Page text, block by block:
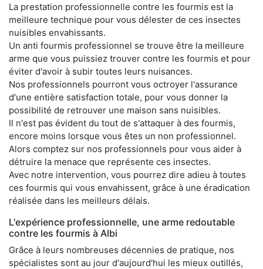
La prestation professionnelle contre les fourmis est la
meilleure technique pour vous délester de ces insectes
nuisibles envahissants.
Un anti fourmis professionnel se trouve être la meilleure
arme que vous puissiez trouver contre les fourmis et pour
éviter d'avoir à subir toutes leurs nuisances.
Nos professionnels pourront vous octroyer l'assurance
d'une entière satisfaction totale, pour vous donner la
possibilité de retrouver une maison sans nuisibles.
Il n'est pas évident du tout de s'attaquer à des fourmis,
encore moins lorsque vous êtes un non professionnel.
Alors comptez sur nos professionnels pour vous aider à
détruire la menace que représente ces insectes.
Avec notre intervention, vous pourrez dire adieu à toutes
ces fourmis qui vous envahissent, grâce à une éradication
réalisée dans les meilleurs délais.
L'expérience professionnelle, une arme redoutable
contre les fourmis à Albi
Grâce à leurs nombreuses décennies de pratique, nos
spécialistes sont au jour d'aujourd'hui les mieux outillés,